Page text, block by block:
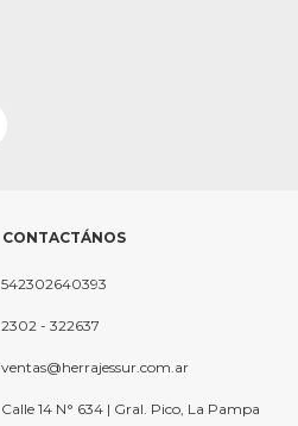
CONTACTÁNOS
542302640393
2302 - 322637
ventas@herrajessur.com.ar
Calle 14 N° 634 | Gral. Pico, La Pampa